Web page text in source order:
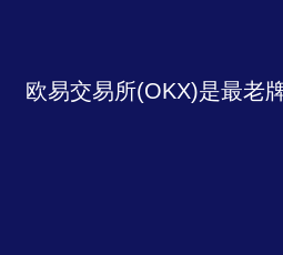
欧易交易所(OKX)是最老